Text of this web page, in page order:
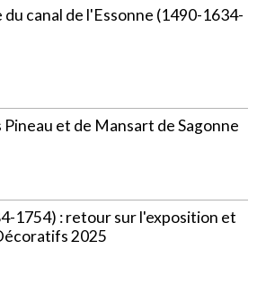
canal de l'Essonne (1490-1634-
et de Mansart de Sagonne
1754) : retour sur l'exposition et
2025